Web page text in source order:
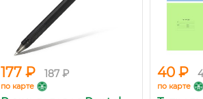
177 ₽ 187 ₽
по карте
40 ₽
по карте